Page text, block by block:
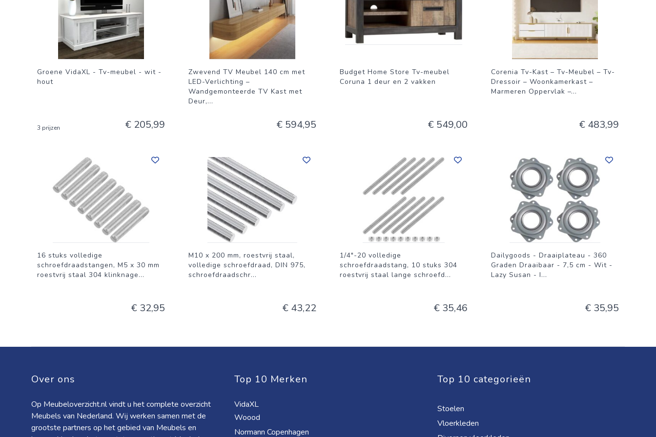
Groene VidaXL - Tv-meubel - wit -
hout
3 prijzen € 205,99
Zwevend TV Meubel 140 cm met
LED-Verlichting –
Wandgemonteerde TV Kast met
Deur,...
€ 594,95
Budget Home Store Tv-meubel
Coruna 1 deur en 2 vakken
€ 549,00
Corenia Tv-Kast – Tv-Meubel – Tv-
Dressoir – Woonkamerkast –
Marmeren Oppervlak –...
€ 483,99
16 stuks volledige
schroefdraadstangen, M5 x 30 mm
roestvrij staal 304 klinknage...
€ 32,95
M10 x 200 mm, roestvrij staal,
volledige schroefdraad, DIN 975,
schroefdraadschr...
€ 43,22
1/4"-20 volledige
schroefdraadstang, 10 stuks 304
roestvrij staal lange schroefd...
€ 35,46
Dailygoods - Draaiplateau - 360
Graden Draaibaar - 7,5 cm - Wit -
Lazy Susan - I...
€ 35,95
Over ons
Op Meubeloverzicht.nl vindt u het complete overzicht
Meubels van Nederland. Wij werken samen met de
grootste partners op het gebied van Meubels en
Top 10 Merken
VidaXL
Woood
Normann Copenhagen
Top 10 categorieën
Stoelen
Vloerkleden